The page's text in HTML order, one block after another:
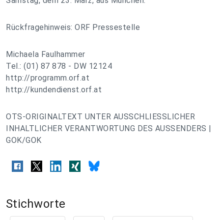
Rückfragehinweis: ORF Pressestelle
Michaela Faulhammer
Tel.: (01) 87 878 - DW 12124
http://programm.orf.at
http://kundendienst.orf.at
OTS-ORIGINALTEXT UNTER AUSSCHLIESSLICHER
INHALTLICHER VERANTWORTUNG DES AUSSENDERS |
GOK/GOK
Stichworte